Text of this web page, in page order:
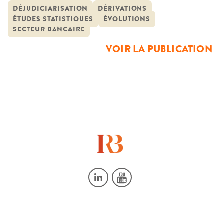
bancaire que commercial – devant toutes les juridictions
civiles et commerciales.La présente étude vise à donner une
analyse détaillée de ce phénomène, et à en rechercher les
DÉJUDICIARISATION
DÉRIVATIONS
ÉTUDES STATISTIQUES
ÉVOLUTIONS
SECTEUR BANCAIRE
VOIR LA PUBLICATION